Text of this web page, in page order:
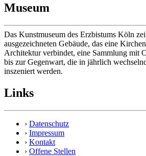
Museum
Das Kunstmuseum des Erzbistums Köln
ausgezeichneten Gebäude, das eine
Architektur verbindet, eine Sammlung mit
bis zur Gegenwart, die in jährlich
inszeniert werden.
Links
› Datenschutz
› Impressum
› Kontakt
› Offene Stellen